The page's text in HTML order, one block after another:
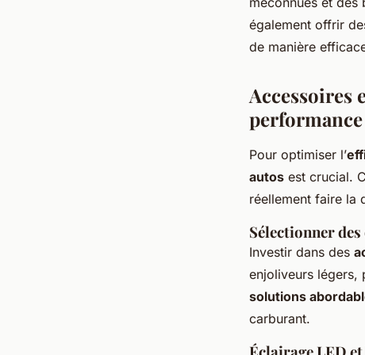
également offrir
de manière
Accessoires
performance
Pour optimiser l’
autos est crucial.
réellement faire la
Sélectionner
Investir dans des
enjoliveurs légers,
solutions
carburant.